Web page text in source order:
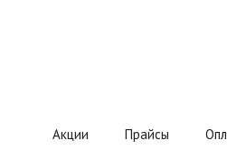
Акции Прайсы